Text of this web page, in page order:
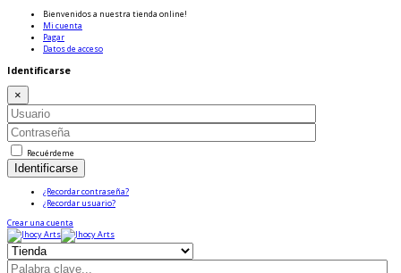
Bienvenidos a nuestra tienda online!
Mi cuenta
Pagar
Datos de acceso
Identificarse
×
Recuérdeme
Identificarse
¿Recordar contraseña?
¿Recordar usuario?
Crear una cuenta